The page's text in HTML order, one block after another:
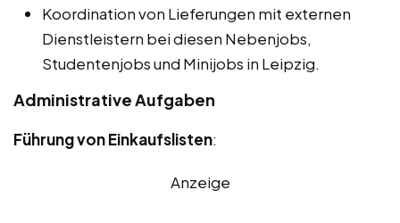
Koordination von Lieferungen mit externen
Dienstleistern bei diesen Nebenjobs,
Studentenjobs und Minijobs in Leipzig.
Administrative Aufgaben
Führung von Einkaufslisten:
Anzeige